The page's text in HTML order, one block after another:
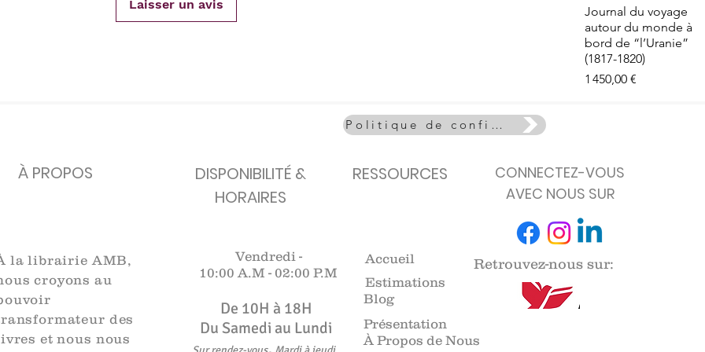
Laisser un avis Aperçu rapide
Journal du voyage
autour du monde à
bord de “l’Uranie”
(1817-1820)
Prix
1 450,00 €
carafes, Cottavoz,
Mourlot lithographie
Michelin, carte
ancienne
Politique de confidentialité
À PROPOS
DISPONIBILITÉ &
HORAIRES
RESSOURCES
CONNECTEZ-VOUS
AVEC NOUS SUR
la librairie AMB,
croyons au
des
et nous nous
Vendredi -
10:00 A.M - 02:00 P.M
De 10H à 18H​​​
Du Samedi au Lundi
,
Accueil
Estimations
Blog
Retrouvez-nous sur:
Présentation
À Propos de Nous